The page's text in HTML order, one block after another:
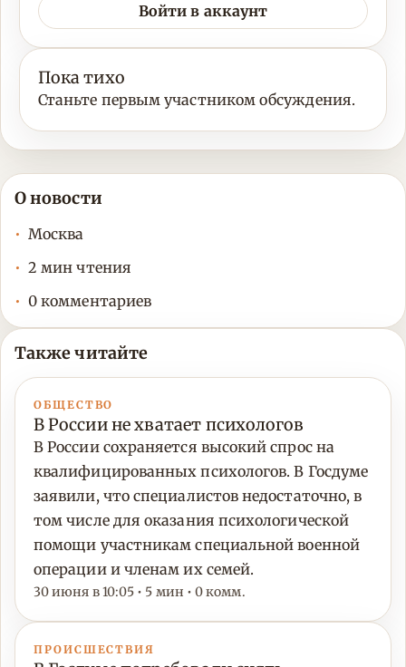
Войти в аккаунт
Пока тихо
Станьте первым участником обсуждения.
О новости
Москва
2 мин чтения
0 комментариев
Также читайте
ОБЩЕСТВО
В России не хватает психологов
В России сохраняется высокий спрос на
квалифицированных психологов. В Госдуме
заявили, что специалистов недостаточно, в
том числе для оказания психологической
помощи участникам специальной военной
операции и членам их семей.
30 июня в 10:05 • 5 мин • 0 комм.
ПРОИСШЕСТВИЯ